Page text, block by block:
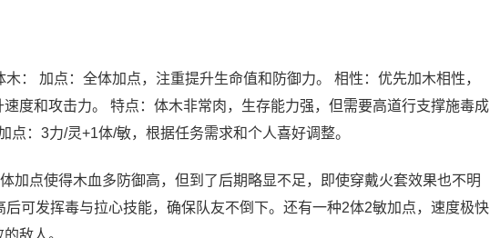
： 加点：全体加点，注重提升生命值和防御力。 相性：优先加木相性，
度和攻击力。 特点：体木非常肉，生存能力强，但需要高道行支撑施毒成
：3力/灵+1体/敏，根据任务需求和个人喜好调整。
加点使得木血多防御高，但到了后期略显不足，即使穿戴火套效果也不明
可发挥毒与拉心技能，确保队友不倒下。还有一种2体2敏加点，速度极快
敌人。